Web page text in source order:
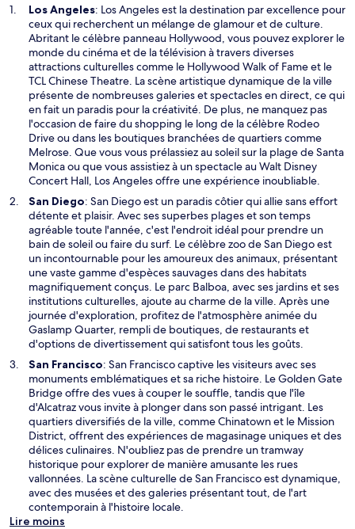
ê
t
r
e
Los AngelesS
’
o
u
v
r
e
d
a
n
s
u
n
e
n
o
u
v
e
l
l
e
f
e
n
ê
t
r
e
: Los Angeles est la destination par excellence pour
ceux qui recherchent un mélange de glamour et de culture.
Abritant le célèbre panneau Hollywood, vous pouvez explorer le
monde du cinéma et de la télévision à travers diverses
attractions culturelles comme le Hollywood Walk of Fame et le
TCL Chinese Theatre. La scène artistique dynamique de la ville
présente de nombreuses galeries et spectacles en direct, ce qui
en fait un paradis pour la créativité. De plus, ne manquez pas
l'occasion de faire du shopping le long de la célèbre Rodeo
Drive ou dans les boutiques branchées de quartiers comme
Melrose. Que vous vous prélassiez au soleil sur la plage de Santa
Monica ou que vous assistiez à un spectacle au Walt Disney
Concert Hall, Los Angeles offre une expérience inoubliable.
San DiegoS
’
o
u
v
r
e
d
a
n
s
n
e
n
o
u
v
e
l
e
f
: San Diego est un paradis côtier qui allie sans effort
détente et plaisir. Avec ses superbes plages et son temps
agréable toute l'année, c'est l'endroit idéal pour prendre un
bain de soleil ou faire du surf. Le célèbre zoo de San Diego est
un incontournable pour les amoureux des animaux, présentant
une vaste gamme d'espèces sauvages dans des habitats
magnifiquement conçus. Le parc Balboa, avec ses jardins et ses
institutions culturelles, ajoute au charme de la ville. Après une
journée d'exploration, profitez de l'atmosphère animée du
Gaslamp Quarter, rempli de boutiques, de restaurants et
d'options de divertissement qui satisfont tous les goûts.
San FranciscoS
’
o
u
v
r
e
d
a
n
s
: San Francisco captive les visiteurs avec ses
monuments emblématiques et sa riche histoire. Le Golden Gate
Bridge offre des vues à couper le souffle, tandis que l'île
d'Alcatraz vous invite à plonger dans son passé intrigant. Les
quartiers diversifiés de la ville, comme Chinatown et le Mission
District, offrent des expériences de magasinage uniques et des
délices culinaires. N'oubliez pas de prendre un tramway
historique pour explorer de manière amusante les rues
vallonnées. La scène culturelle de San Francisco est dynamique,
avec des musées et des galeries présentant tout, de l'art
contemporain à l'histoire locale.
Lire moins